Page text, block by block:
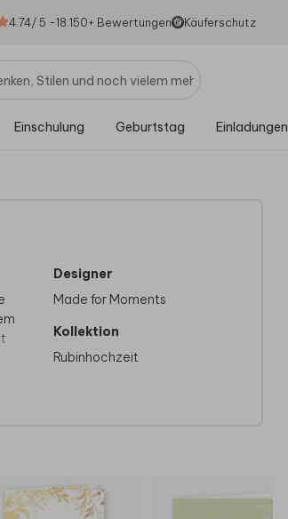
4.74/ 5 -18.150+ Bewertungen Käuferschutz
Einschulung Geburtstag Einladungen
Designer
Made for Moments
Kollektion
Rubinhochzeit